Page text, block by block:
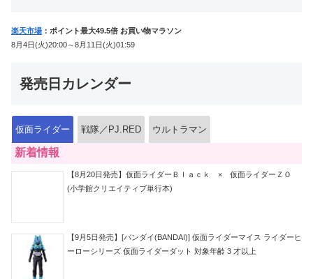
楽天市場 ：ポイント最大49.5倍 お買い物マラソン
8月4日(火)20:00～8月11日(火)01:59
発売日カレンダー
仮面ライダー 戦隊／PJ.RED ウルトラマン
新着情報
【8月20日発売】仮面ライダーＢｌａｃｋ × 仮面ライダーＺＯ
(小学館クリエイティブ単行本)
【9月5日発売】[バンダイ(BANDAI)] 仮面ライダーマイス ライダーヒ
ーローシリーズ 仮面ライダーダット 対象年齢 3 才以上